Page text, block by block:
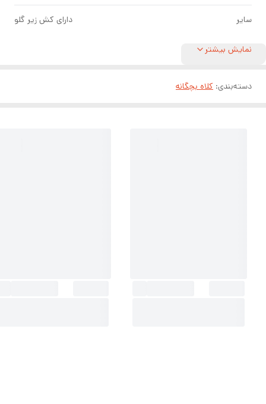
سایر دارای کش زیر گلو
نمایش بیشتر
دسته‌بندی: کلاه بچگانه